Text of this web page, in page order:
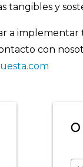
tangibles y
a implementar
con